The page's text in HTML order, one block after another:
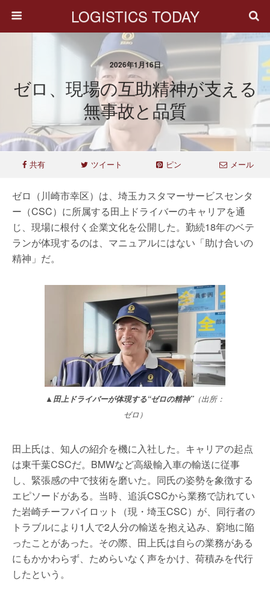
LOGISTICS TODAY
2026年1月16日
ゼロ、現場の互助精神が支える
無事故と品質
共有 ツイート ピン メール
ゼロ（川崎市幸区）は、埼玉カスタマーサービスセンタ
ー（CSC）に所属する田上ドライバーのキャリアを通
じ、現場に根付く企業文化を公開した。勤続18年のベテ
ランが体現するのは、マニュアルにはない「助け合いの
精神」だ。
▲田上ドライバーが体現する“ゼロの精神”（出所：
ゼロ）
田上氏は、知人の紹介を機に入社した。キャリアの起点
は東千葉CSCだ。BMWなど高級輸入車の輸送に従事
し、緊張感の中で技術を磨いた。同氏の姿勢を象徴する
エピソードがある。当時、追浜CSCから業務で訪れてい
た岩崎チーフパイロット（現・埼玉CSC）が、同行者の
トラブルにより1人で2人分の輸送を抱え込み、窮地に陥
ったことがあった。その際、田上氏は自らの業務がある
にもかかわらず、ためらいなく声をかけ、荷積みを代行
したという。